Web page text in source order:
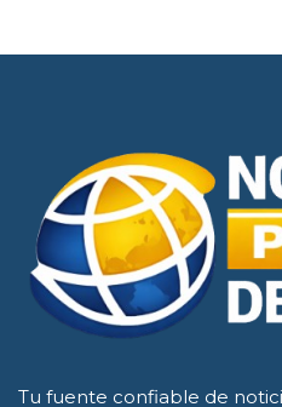
Tu fuente confiable de